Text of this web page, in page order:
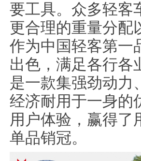
要工具。众多轻客
更合理的重量分配
作为中国轻客第一
出色，满足各行各
是一款集强劲动力
经济耐用于一身的
用户体验，赢得了
单品销冠。